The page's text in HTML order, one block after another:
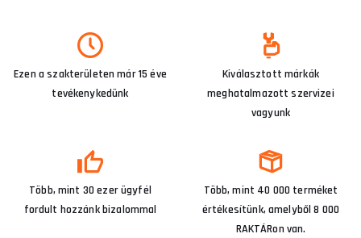
Ezen a szakterületen már 15 éve
tevékenykedünk
Kiválasztott márkák
meghatalmazott szervizei
vagyunk
Több, mint 30 ezer ügyfél
fordult hozzánk bizalommal
Több, mint 40 000 terméket
értékesítünk, amelyből 8 000
RAKTÁRon van.